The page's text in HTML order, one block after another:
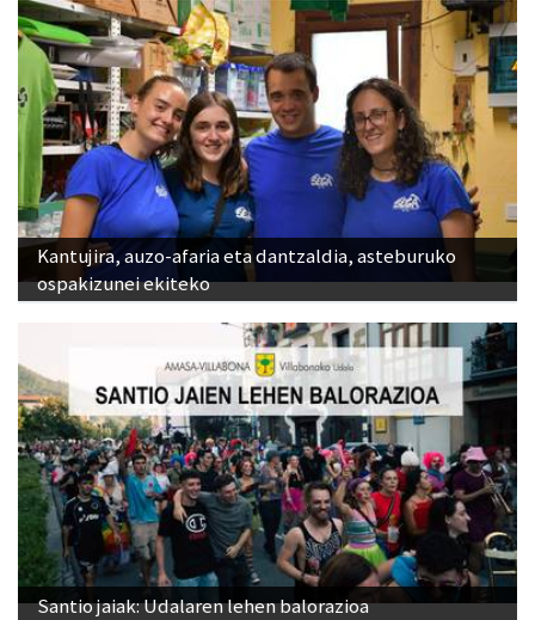
Kantujira, auzo-afaria eta dantzaldia, asteburuko
ospakizunei ekiteko
Santio jaiak: Udalaren lehen balorazioa